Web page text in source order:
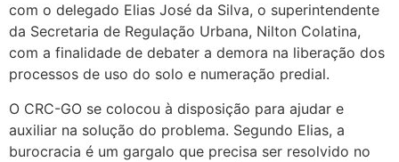
com o delegado Elias José da Silva, o superintendente
da Secretaria de Regulação Urbana, Nilton Colatina,
com a finalidade de debater a demora na liberação dos
processos de uso do solo e numeração predial.
O CRC-GO se colocou à disposição para ajudar e
auxiliar na solução do problema. Segundo Elias, a
burocracia é um gargalo que precisa ser resolvido no